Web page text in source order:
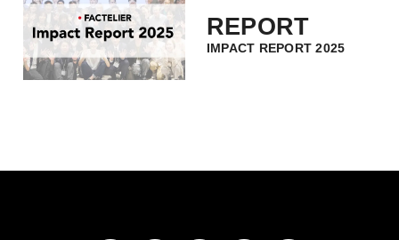
REPORT
IMPACT REPORT 2025